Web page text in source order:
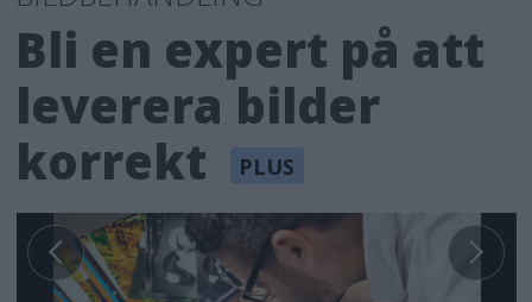
Bli en expert på att
leverera bilder
korrekt